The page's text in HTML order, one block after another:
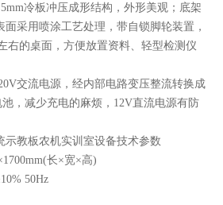
冷板冲压成形结构，外形美观；底架
采用喷涂工艺处理，带自锁脚轮装置，
右的桌面，方便放置资料、轻型检测仪
交流电源，经内部电路变压整流转换成
，减少充电的麻烦，12V直流电源有防
示教板农机实训室设备技术参数
长×宽×高)
50Hz